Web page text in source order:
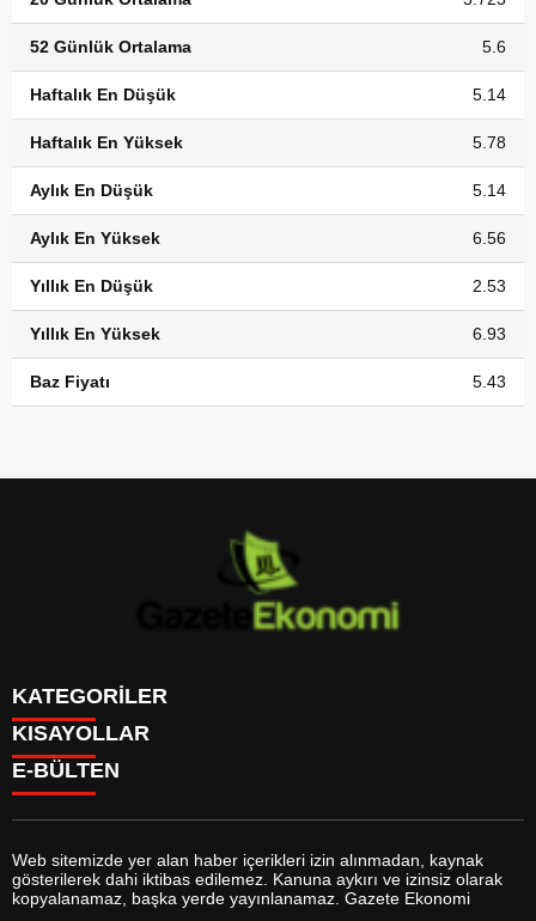
52 Günlük Ortalama 5.6
Haftalık En Düşük 5.14
Haftalık En Yüksek 5.78
Aylık En Düşük 5.14
Aylık En Yüksek 6.56
Yıllık En Düşük 2.53
Yıllık En Yüksek 6.93
Baz Fiyatı 5.43
KATEGORİLER
GÜNDEM
DÜNYA
SİYASET
MAGAZİN
SAĞLIK
EĞİTİM
YAŞAM
KISAYOLLAR
BURÇLAR
FİKSTÜR
FİRMA EKLE
FİRMA REHBERİ
E-BÜLTEN
gazeteekonomi.com e-bültenine abone olarak, tarafınıza haber,
Web sitemizde yer alan haber içerikleri izin alınmadan, kaynak
gösterilerek dahi iktibas edilemez. Kanuna aykırı ve izinsiz olarak
kopyalanamaz, başka yerde yayınlanamaz. Gazete Ekonomi